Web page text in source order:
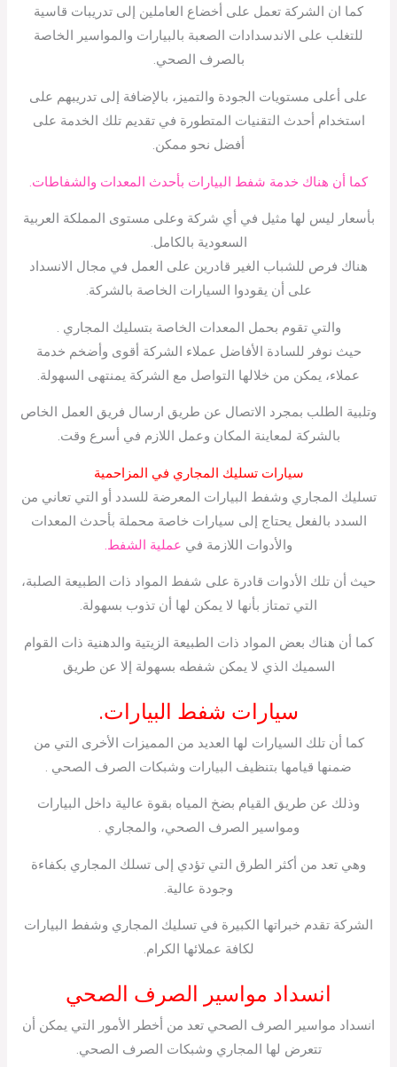
كما ان الشركة تعمل على أخضاع العاملين إلى تدريبات قاسية
للتغلب على الاندسدادات الصعبة بالبيارات والمواسير الخاصة
بالصرف الصحي.
على أعلى مستويات الجودة والتميز، بالإضافة إلى تدريبهم على
استخدام أحدث التقنيات المتطورة في تقديم تلك الخدمة على
أفضل نحو ممكن.
كما أن هناك خدمة شفط البيارات بأحدث المعدات والشفاطات.
بأسعار ليس لها مثيل في أي شركة وعلى مستوى المملكة العربية
السعودية بالكامل.
هناك فرص للشباب الغير قادرين على العمل في مجال الانسداد
على أن يقودوا السيارات الخاصة بالشركة.
والتي تقوم بحمل المعدات الخاصة بتسليك المجاري .
حيث نوفر للسادة الأفاضل عملاء الشركة أقوى وأضخم خدمة
عملاء، يمكن من خلالها التواصل مع الشركة يمنتهى السهولة.
وتلبية الطلب بمجرد الاتصال عن طريق ارسال فريق العمل الخاص
بالشركة لمعاينة المكان وعمل اللازم في أسرع وقت.
سيارات تسليك المجاري في المزاحمية
تسليك المجاري وشفط البيارات المعرضة للسدد أو التي تعاني من
السدد بالفعل يحتاج إلى سيارات خاصة محملة بأحدث المعدات
والأدوات اللازمة في عملية الشفط.
حيث أن تلك الأدوات قادرة على شفط المواد ذات الطبيعة الصلبة،
التي تمتاز بأنها لا يمكن لها أن تذوب بسهولة.
كما أن هناك بعض المواد ذات الطبيعة الزيتية والدهنية ذات القوام
السميك الذي لا يمكن شفطه بسهولة إلا عن طريق
سيارات شفط البيارات.
كما أن تلك السيارات لها العديد من المميزات الأخرى التي من
ضمنها قيامها بتنظيف البيارات وشبكات الصرف الصحي .
وذلك عن طريق القيام بضخ المياه بقوة عالية داخل البيارات
ومواسير الصرف الصحي، والمجاري .
وهي تعد من أكثر الطرق التي تؤدي إلى تسلك المجاري بكفاءة
وجودة عالية.
الشركة تقدم خبراتها الكبيرة في تسليك المجاري وشفط البيارات
لكافة عملائها الكرام.
انسداد مواسير الصرف الصحي
انسداد مواسير الصرف الصحي تعد من أخطر الأمور التي يمكن أن
تتعرض لها المجاري وشبكات الصرف الصحي.